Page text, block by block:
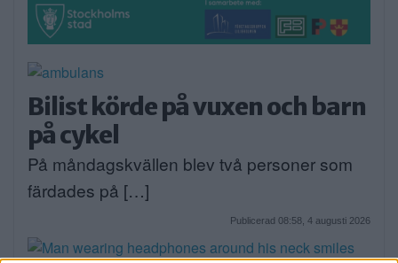
Bilist körde på vuxen och barn
på cykel
På måndagskvällen blev två personer som
färdades på […]
Publicerad 08:58, 4 augusti 2026